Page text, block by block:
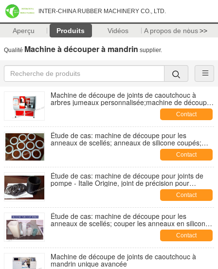
INTER-CHINA RUBBER MACHINERY CO., LTD.
Aperçu Produits Vidéos A propos de nous>>
Qualité Machine à découper à mandrin supplier.
Machine de découpe de joints de caoutchouc à
arbres jumeaux personnalisée;machine de découpe
à machine à laver;équiomente de coupe de siège de
Contact
Étude de cas: machine de découpe pour les
anneaux de scellés; anneaux de silicone coupés;
Contact
Étude de cas: machine de découpe pour joints de
pompe - Italie Origine, joint de précision pour
Contact
Étude de cas: machine de découpe pour les
anneaux de scellés; couper les anneaux en silicone;
couper les joints et les laveuses en silicone;Contact
Machine de découpe de joints de caoutchouc à
mandrin unique avancée